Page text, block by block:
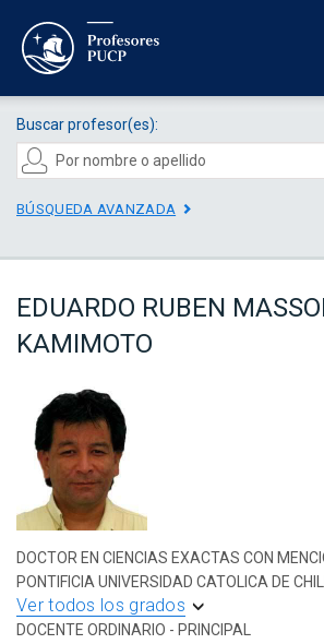
Buscar profesor(es):
BÚSQUEDA AVANZADA
EDUARDO RUBEN
KAMIMOTO
DOCTOR EN CIENCIAS EXACTAS CON
PONTIFICIA UNIVERSIDAD CATOLICA DE
Ver todos los grados
DOCENTE ORDINARIO - PRINCIPAL